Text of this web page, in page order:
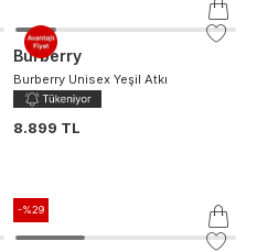
Burberry
Burberry Unisex Yeşil Atkı
8.899 TL
-%29